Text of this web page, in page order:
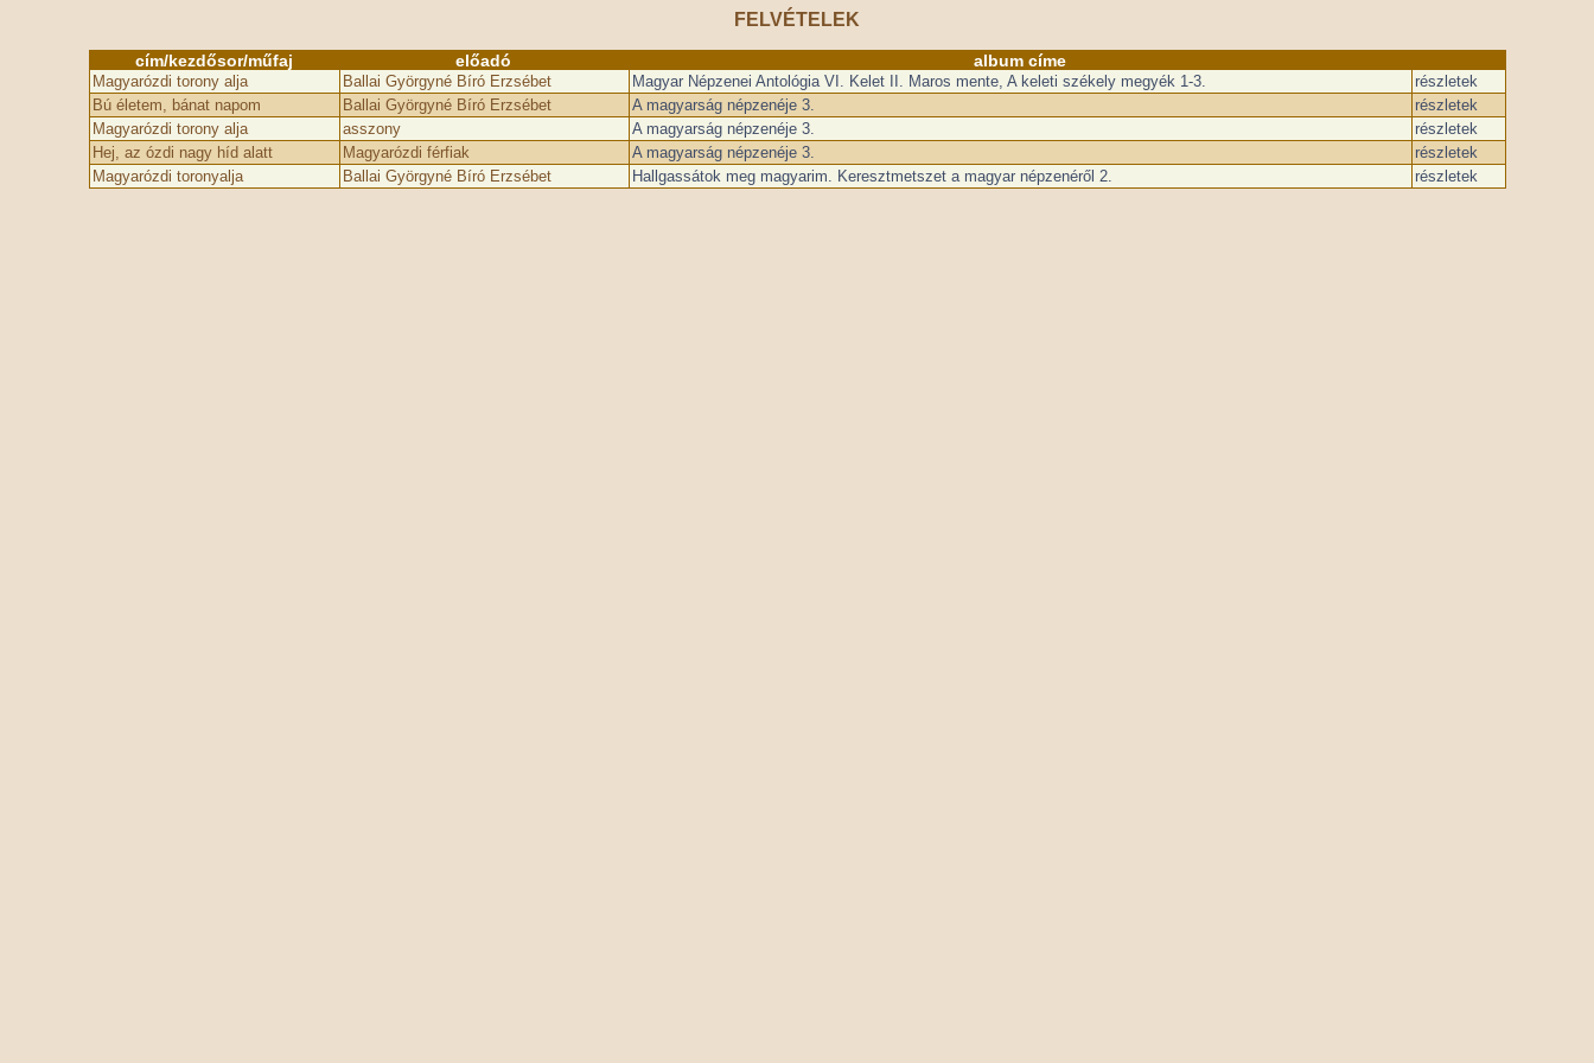
FELVÉTELEK
cím/kezdősor/műfaj előadó album címe
Magyarózdi torony alja Ballai Györgyné Bíró Erzsébet Magyar Népzenei Antológia VI. Kelet II. Maros mente, A keleti székely megyék 1-3.
részletek
Bú életem, bánat napom
Ballai Györgyné Bíró Erzsébet A magyarság népzenéje 3.
részletek
Magyarózdi torony alja
asszony A magyarság népzenéje 3.
részletek
Hej, az ózdi nagy híd alatt
Magyarózdi férfiak A magyarság népzenéje 3.
részletek
Magyarózdi toronyalja
Ballai Györgyné Bíró Erzsébet Hallgassátok meg magyarim. Keresztmetszet a magyar népzenéről 2. részletek